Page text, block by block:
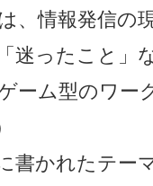
、情報発信の
迷ったこと」
ーム型のワー
書かれたテー